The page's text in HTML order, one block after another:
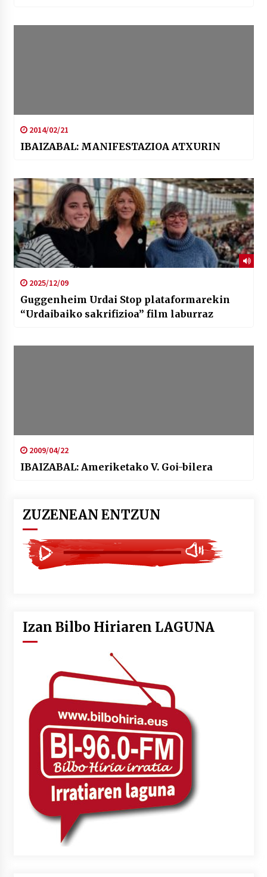
2014/02/21
IBAIZABAL: MANIFESTAZIOA ATXURIN
2025/12/09
Guggenheim Urdai Stop plataformarekin
“Urdaibaiko sakrifizioa” film laburraz
2009/04/22
IBAIZABAL: Ameriketako V. Goi-bilera
ZUZENEAN ENTZUN
Izan Bilbo Hiriaren LAGUNA